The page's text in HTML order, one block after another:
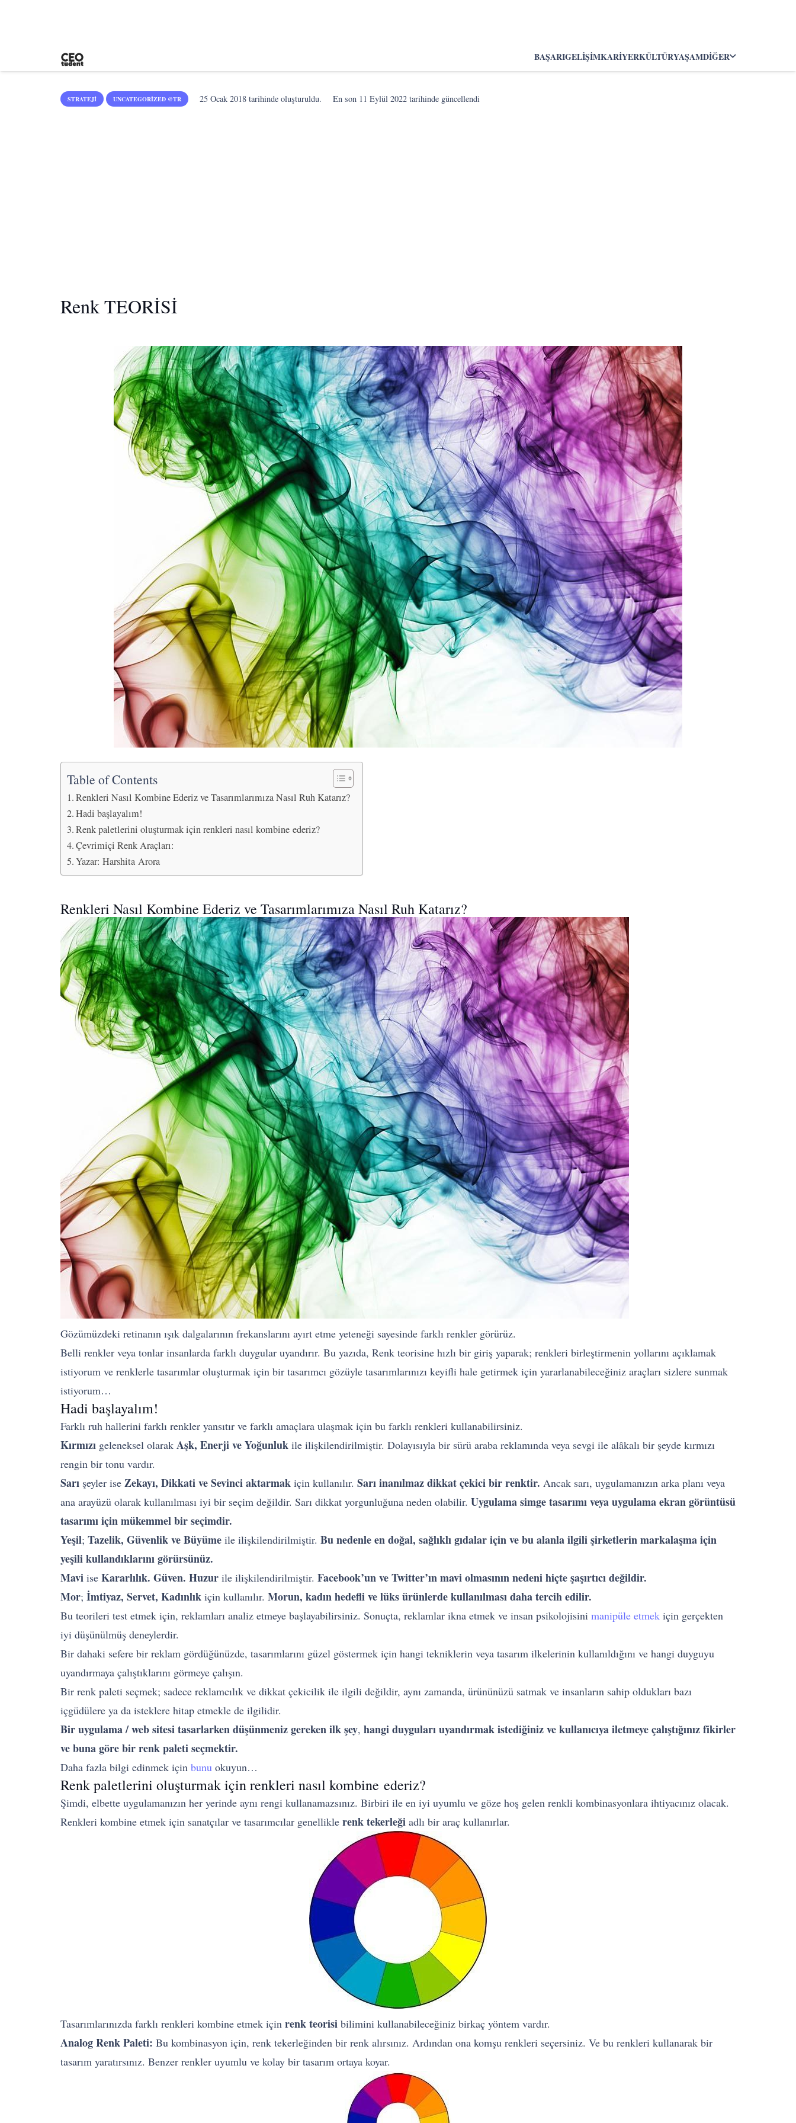
BAŞARIGELIŞIMKARIYERKÜLTÜRYAŞAMDIĞER
STRATEJI UNCATEGORIZED @TR 25 Ocak 2018 tarihinde oluşturuldu. En son 11 Eylül 2022 tarihinde güncellendi
Renk TEORİSİ
Table of Contents
Renkleri Nasıl Kombine Ederiz ve Tasarımlarımıza Nasıl Ruh Katarız?
Hadi başlayalım!
Renk paletlerini oluşturmak için renkleri nasıl kombine ederiz?
Çevrimiçi Renk Araçları:
Yazar: Harshita Arora
Renkleri Nasıl Kombine Ederiz ve Tasarımlarımıza Nasıl Ruh Katarız?
Gözümüzdeki retinanın ışık dalgalarının frekanslarını ayırt etme yeteneği sayesinde farklı renkler görürüz.
Belli renkler veya tonlar insanlarda farklı duygular uyandırır. Bu yazıda, Renk teorisine hızlı bir giriş yaparak; renkleri birleştirmenin yollarını açıklamak
istiyorum ve renklerle tasarımlar oluşturmak için bir tasarımcı gözüyle tasarımlarınızı keyifli hale getirmek için yararlanabileceğiniz araçları sizlere sunmak
istiyorum…
Hadi başlayalım!
Farklı ruh hallerini farklı renkler yansıtır ve farklı amaçlara ulaşmak için bu farklı renkleri kullanabilirsiniz.
Kırmızı geleneksel olarak Aşk, Enerji ve Yoğunluk ile ilişkilendirilmiştir. Dolayısıyla bir sürü araba reklamında veya sevgi ile alâkalı bir şeyde kırmızı
rengin bir tonu vardır.
Sarı şeyler ise Zekayı, Dikkati ve Sevinciaktarmak için kullanılır. Sarı inanılmaz dikkat çekici bir renktir. Ancak sarı, uygulamanızın arka planı veya
ana arayüzü olarak kullanılması iyi bir seçim değildir. Sarı dikkat yorgunluğuna neden olabilir. Uygulama simge tasarımı veya uygulama ekran görüntüsü
tasarımı için mükemmel bir seçimdir.
Yeşil; Tazelik, Güvenlik ve Büyüme ile ilişkilendirilmiştir. Bu nedenle en doğal, sağlıklı gıdalar için ve bu alanla ilgili şirketlerin markalaşma için
yeşili kullandıklarını görürsünüz.
Mavi ise Kararlılık. Güven. Huzur ile ilişkilendirilmiştir. Facebook’un ve Twitter’ın mavi olmasının nedeni hiçte şaşırtıcı değildir.
Mor; İmtiyaz, Servet, Kadınlık için kullanılır. Morun, kadın hedefli ve lüks ürünlerde kullanılması daha tercih edilir.
Bu teorileri test etmek için, reklamları analiz etmeye başlayabilirsiniz. Sonuçta, reklamlar ikna etmek ve insan psikolojisini manipüle etmek için gerçekten
iyi düşünülmüş deneylerdir.
Bir dahaki sefere bir reklam gördüğünüzde, tasarımlarını güzel göstermek için hangi tekniklerin veya tasarım ilkelerinin kullanıldığını ve hangi duyguyu
uyandırmaya çalıştıklarını görmeye çalışın.
Bir renk paleti seçmek; sadece reklamcılık ve dikkat çekicilik ile ilgili değildir, aynı zamanda, ürününüzü satmak ve insanların sahip oldukları bazı
içgüdülere ya da isteklere hitap etmekle de ilgilidir.
Bir uygulama / web sitesi tasarlarken düşünmeniz gereken ilk şey, hangi duyguları uyandırmak istediğiniz ve kullanıcıya iletmeye çalıştığınız fikirler
ve buna göre bir renk paleti seçmektir.
Daha fazla bilgi edinmek için bunu okuyun…
Renk paletlerini oluşturmak için renkleri nasıl kombine ederiz?
Şimdi, elbette uygulamanızın her yerinde aynı rengi kullanamazsınız. Birbiri ile en iyi uyumlu ve göze hoş gelen renkli kombinasyonlara ihtiyacınız olacak.
Renkleri kombine etmek için sanatçılar ve tasarımcılar genellikle renk tekerleği adlı bir araç kullanırlar.
Tasarımlarınızda farklı renkleri kombine etmek için renk teorisi bilimini kullanabileceğiniz birkaç yöntem vardır.
Analog Renk Paleti: Bu kombinasyon için, renk tekerleğinden bir renk alırsınız. Ardından ona komşu renkleri seçersiniz. Ve bu renkleri kullanarak bir
tasarım yaratırsınız. Benzer renkler uyumlu ve kolay bir tasarım ortaya koyar.